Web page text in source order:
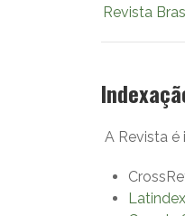
Revista
A Revista é
Latindex